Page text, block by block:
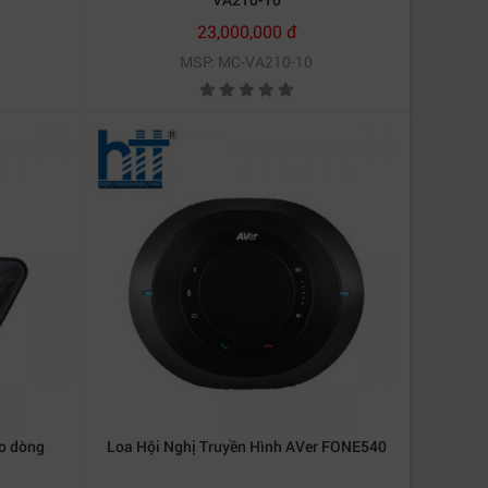
tham gia cuộc họp, dù cho họ ở khoảng
vào đó, chế độ theo dõi cài đặt trước âm
cho phép bạn tắt tiếng bất kỳ âm thanh
23,000,000 đ
MSP: MC-VA210-10
dòng Loa Hội Nghị Truyền Hình AVer FONE540